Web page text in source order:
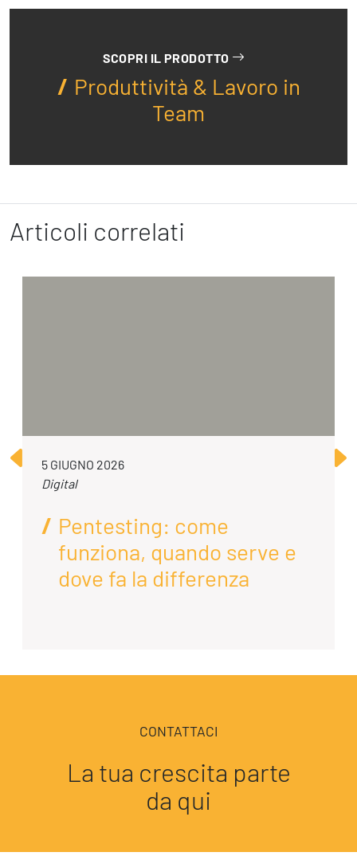
SCOPRI IL PRODOTTO
Produttività & Lavoro in
Team
Articoli correlati
5 GIUGNO 2026
Digital
Pentesting: come
funziona, quando serve e
dove fa la differenza
CONTATTACI
La tua crescita parte
da qui